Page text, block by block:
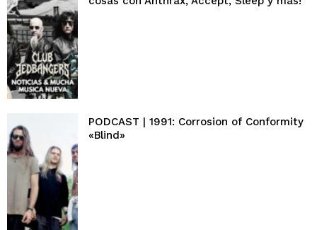
PODCAST | 1991: Corrosion of Conformity
«Blind»